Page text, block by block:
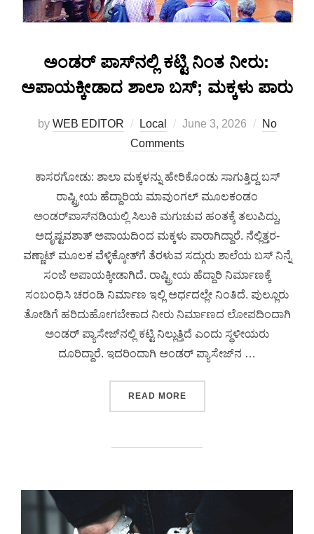
ಅಂಡರ್ ಪಾಸ್‌ನಲ್ಲಿ ಕಟ್ಟಿ ನಿಂತ ನೀರು:
ಅಪಾಯಕ್ಕೀಡಾದ ಶಾಲಾ ಬಸ್; ಮಕ್ಕಳು ಪಾರು
by WEB EDITOR Local June 3, 2026
No
Comments
ಕಾಸರಗೋಡು: ಶಾಲಾ ಮಕ್ಕಳನ್ನು ಹೇರಿಕೊಂಡು ಸಾಗುತ್ತಿದ್ದ ಬಸ್
ರಾಷ್ಟ್ರೀಯ ಹೆದ್ದಾರಿಯ ಮಾವುಂಗಲ್ ಮೂಲಕಂಡಂ
ಅಂಡರ್‌ಪಾಸ್‌ನಡಿಯಲ್ಲಿ ಸಿಲುಕಿ ಮಗುಚುವ ಹಂತಕ್ಕೆ ತಲುಪಿದ್ದು,
ಅದೃಷ್ಟವಶಾತ್ ಅಪಾಯದಿಂದ ಮಕ್ಕಳು ಪಾರಾಗಿದ್ದಾರೆ. ನೆಲ್ಲಿತ್ತರ-
ವಣ್ಣಾಟ್ ಮೂಲಕ ವೆಳ್ಳಿಕ್ಕೋತ್‌ಗೆ ತೆರಳುವ ಸದ್ಗುರು ಶಾಲೆಯ ಬಸ್ ನಿನ್ನೆ
ಸಂಜೆ ಅಪಾಯಕ್ಕೀಡಾಗಿದೆ. ರಾಷ್ಟ್ರೀಯ ಹೆದ್ದಾರಿ ನಿರ್ಮಾಣಕ್ಕೆ
ಸಂಬಂಧಿಸಿ ಚರಂಡಿ ನಿರ್ಮಾಣ ಇಲ್ಲಿ ಅರ್ಧದಲ್ಲೇ ನಿಂತಿದೆ. ಪುಲ್ಲೂರು
ತೋಡಿಗೆ ಹರಿದುಹೋಗಬೇಕಾದ ನೀರು ನಿರ್ಮಾಣದ ಲೋಪದಿಂದಾಗಿ
ಅಂಡರ್ ಪ್ಯಾಸೇಜ್‌ನಲ್ಲಿ ಕಟ್ಟಿ ನಿಲ್ಲುತ್ತಿದೆ ಎಂದು ಸ್ಥಳೀಯರು
ದೂರಿದ್ದಾರೆ. ಇದರಿಂದಾಗಿ ಅಂಡರ್ ಪ್ಯಾಸೇಜ್‌ನ …
READ MORE